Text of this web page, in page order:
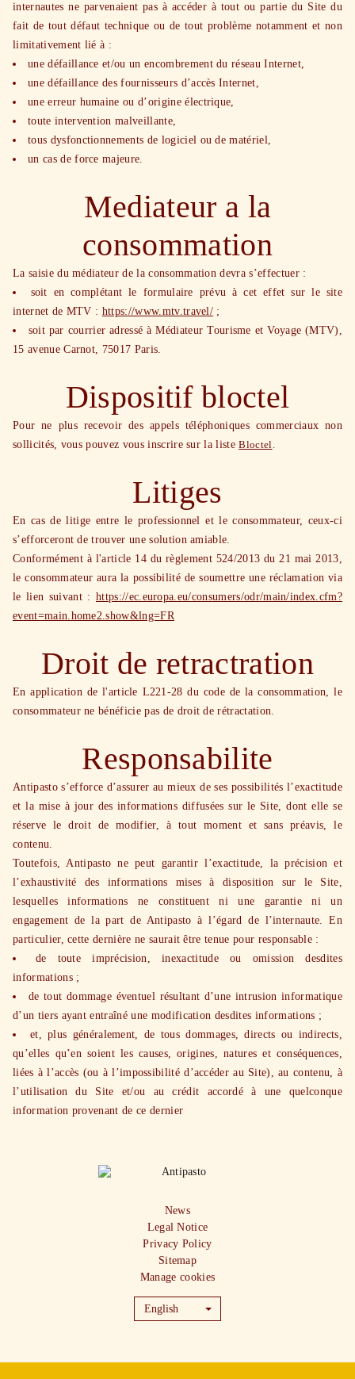
internautes ne parvenaient pas à accéder à tout ou partie du Site du
fait de tout défaut technique ou de tout problème notamment et non
limitativement lié à :
une défaillance et/ou un encombrement du réseau Internet,
une défaillance des fournisseurs d’accès Internet,
une erreur humaine ou d’origine électrique,
toute intervention malveillante,
tous dysfonctionnements de logiciel ou de matériel,
un cas de force majeure.
Mediateur a la
consommation
La saisie du médiateur de la consommation devra s’effectuer :
soit en complétant le formulaire prévu à cet effet sur le site
internet de MTV : https://www.mtv.travel/ ;
soit par courrier adressé à Médiateur Tourisme et Voyage (MTV),
15 avenue Carnot, 75017 Paris.
Dispositif bloctel
Pour ne plus recevoir des appels téléphoniques commerciaux non
sollicités, vous pouvez vous inscrire sur la listeBloctel.
Litiges
En cas de litige entre le professionnel et le consommateur, ceux-ci
s’efforceront de trouver une solution amiable.
Conformément à l'article 14 du règlement 524/2013 du 21 mai 2013,
le consommateur aura la possibilité de soumettre une réclamation via
le lien suivant : https://ec.europa.eu/consumers/odr/main/index.cfm?
event=main.home2.show&lng=FR
Droit de retractration
En application de l'article L221-28 du code de la consommation, le
consommateur ne bénéficie pas de droit de rétractation.
Responsabilite
Antipasto s’efforce d’assurer au mieux de ses possibilités l’exactitude
et la mise à jour des informations diffusées sur le Site, dont elle se
réserve le droit de modifier, à tout moment et sans préavis, le
contenu.
Toutefois, Antipasto ne peut garantir l’exactitude, la précision et
l’exhaustivité des informations mises à disposition sur le Site,
lesquelles informations ne constituent ni une garantie ni un
engagement de la part de Antipasto à l’égard de l’internaute. En
particulier, cette dernière ne saurait être tenue pour responsable :
de toute imprécision, inexactitude ou omission desdites
informations ;
de tout dommage éventuel résultant d’une intrusion informatique
d’un tiers ayant entraîné une modification desdites informations ;
et, plus généralement, de tous dommages, directs ou indirects,
qu’elles qu’en soient les causes, origines, natures et conséquences,
liées à l’accès (ou à l’impossibilité d’accéder au Site), au contenu, à
l’utilisation du Site et/ou au crédit accordé à une quelconque
information provenant de ce dernier
News
Legal Notice
Privacy Policy
Sitemap
Manage cookies
English